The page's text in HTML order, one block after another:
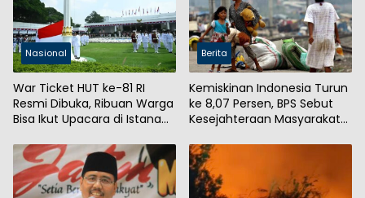
Nasional
War Ticket HUT ke-81 RI
Resmi Dibuka, Ribuan Warga
Bisa Ikut Upacara di Istana
Berita
Kemiskinan Indonesia Turun
ke 8,07 Persen, BPS Sebut
Kesejahteraan Masyarakat